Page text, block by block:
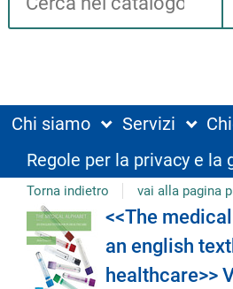
Chi siamo Servizi
Regole per la privacy e la
Torna indietro vai alla pagina
Dettaglio
del
<<The
an english
healthcare>>